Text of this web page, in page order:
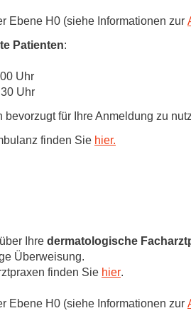
Forschungsinformationssystem
Dekanin für Forschung und
Forschungskommission
Gute wissenschaftliche Praxis
Ebene H0 (siehe Informationen zur
Patienten:
Uhr
Uhr
für Ihre Anmeldung zu
finden Sie hier.
Ihre dermatologische
Überweisung.
finden Sie hier.
Ebene H0 (siehe Informationen zur